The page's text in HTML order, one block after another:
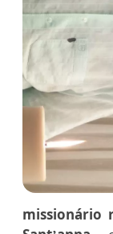
missionário